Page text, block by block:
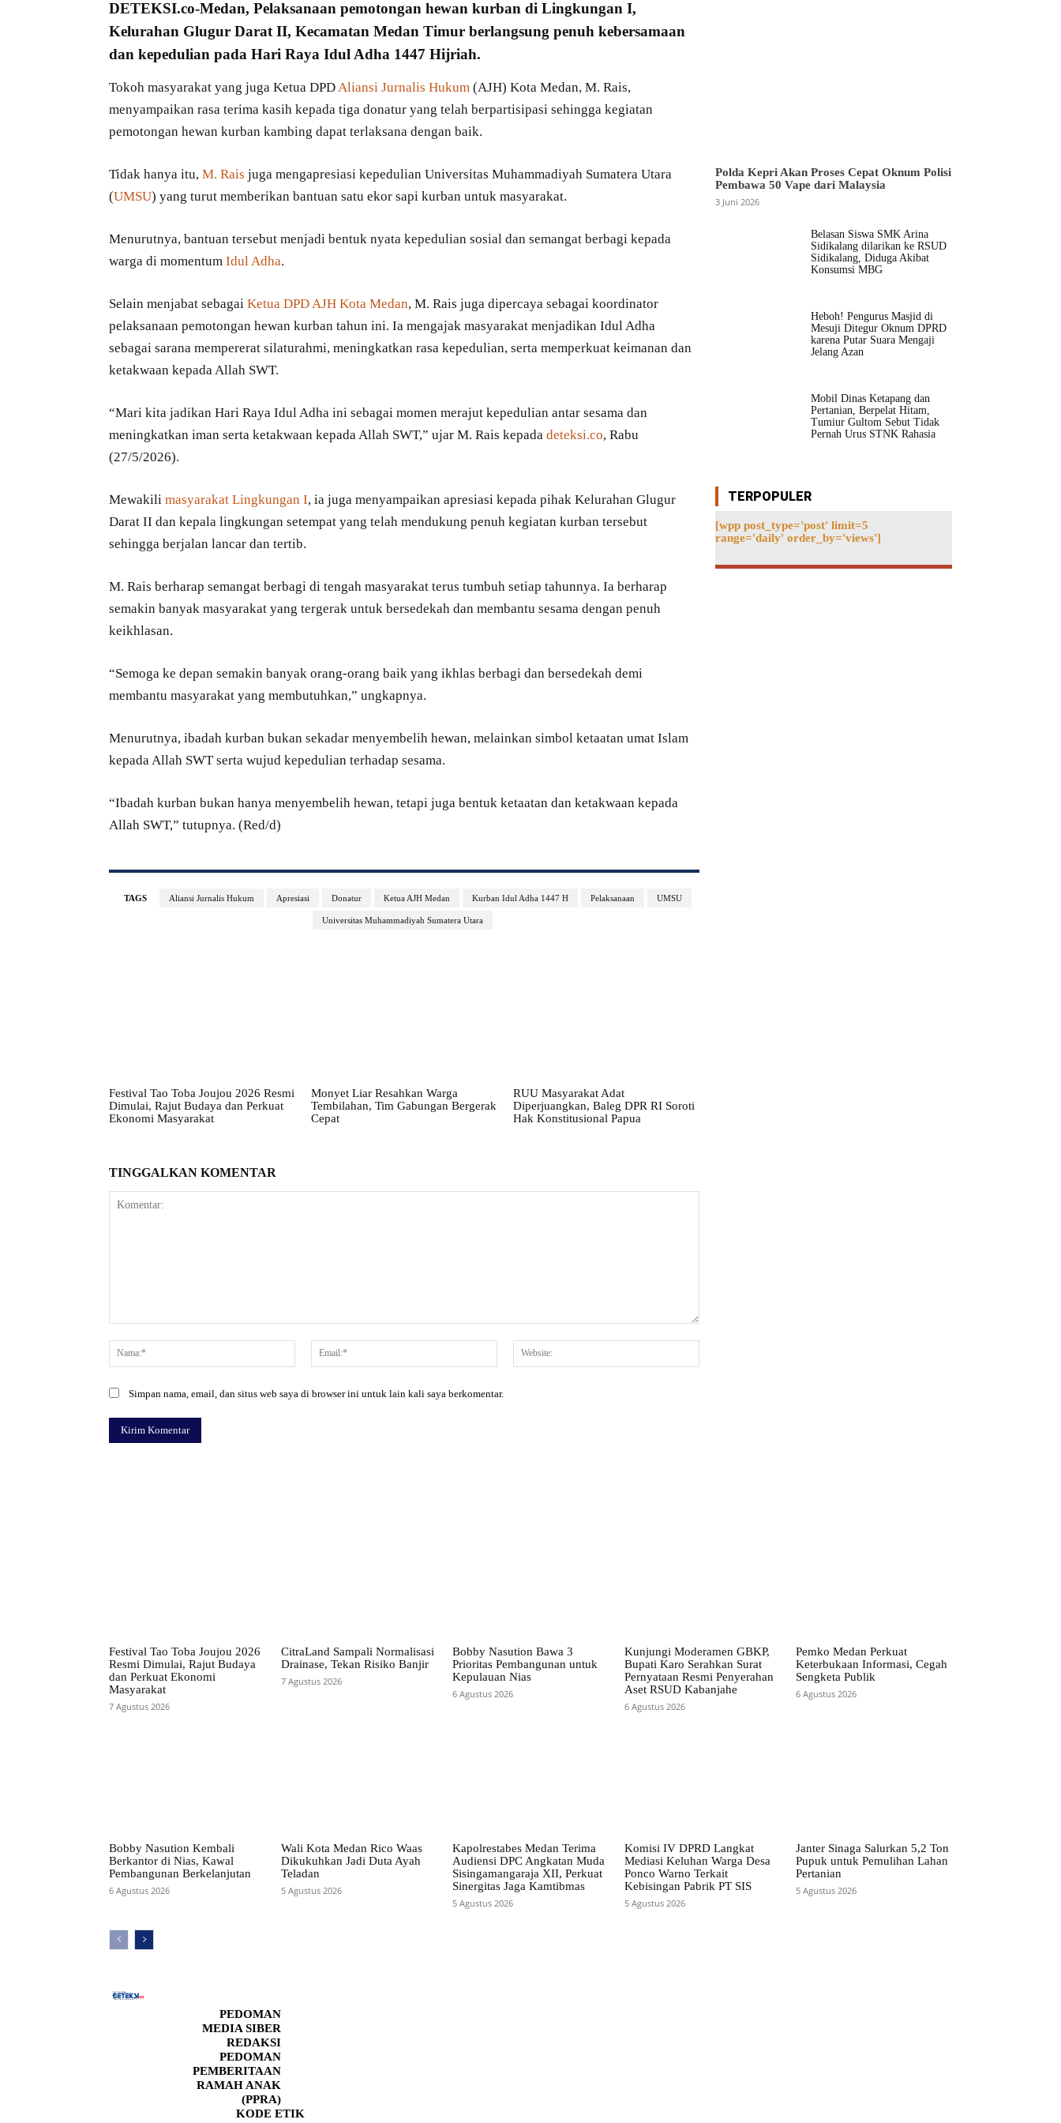
DETEKSI.co-Medan, Pelaksanaan pemotongan hewan kurban di Lingkungan I,
Kelurahan Glugur Darat II, Kecamatan Medan Timur berlangsung penuh kebersamaan
dan kepedulian pada Hari Raya Idul Adha 1447 Hijriah.
Tokoh masyarakat yang juga Ketua DPD Aliansi Jurnalis Hukum (AJH) Kota Medan, M. Rais,
menyampaikan rasa terima kasih kepada tiga donatur yang telah berpartisipasi sehingga kegiatan
pemotongan hewan kurban kambing dapat terlaksana dengan baik.
Tidak hanya itu, M. Rais juga mengapresiasi kepedulian Universitas Muhammadiyah Sumatera Utara
(UMSU) yang turut memberikan bantuan satu ekor sapi kurban untuk masyarakat.
Menurutnya, bantuan tersebut menjadi bentuk nyata kepedulian sosial dan semangat berbagi kepada
warga di momentum Idul Adha.
Selain menjabat sebagai Ketua DPD AJH Kota Medan, M. Rais juga dipercaya sebagai koordinator
pelaksanaan pemotongan hewan kurban tahun ini. Ia mengajak masyarakat menjadikan Idul Adha
sebagai sarana mempererat silaturahmi, meningkatkan rasa kepedulian, serta memperkuat keimanan dan
ketakwaan kepada Allah SWT.
“Mari kita jadikan Hari Raya Idul Adha ini sebagai momen merajut kepedulian antar sesama dan
meningkatkan iman serta ketakwaan kepada Allah SWT,” ujar M. Rais kepada deteksi.co, Rabu
(27/5/2026).
Mewakili masyarakat Lingkungan I, ia juga menyampaikan apresiasi kepada pihak Kelurahan Glugur
Darat II dan kepala lingkungan setempat yang telah mendukung penuh kegiatan kurban tersebut
sehingga berjalan lancar dan tertib.
M. Rais berharap semangat berbagi di tengah masyarakat terus tumbuh setiap tahunnya. Ia berharap
semakin banyak masyarakat yang tergerak untuk bersedekah dan membantu sesama dengan penuh
keikhlasan.
“Semoga ke depan semakin banyak orang-orang baik yang ikhlas berbagi dan bersedekah demi
membantu masyarakat yang membutuhkan,” ungkapnya.
Menurutnya, ibadah kurban bukan sekadar menyembelih hewan, melainkan simbol ketaatan umat Islam
kepada Allah SWT serta wujud kepedulian terhadap sesama.
“Ibadah kurban bukan hanya menyembelih hewan, tetapi juga bentuk ketaatan dan ketakwaan kepada
Allah SWT,” tutupnya. (Red/d)
TAGS Aliansi Jurnalis Hukum Apresiasi Donatur Ketua AJH Medan Kurban Idul Adha 1447 H Pelaksanaan UMSU
Universitas Muhammadiyah Sumatera Utara
Festival Tao Toba Joujou 2026 Resmi
Dimulai, Rajut Budaya dan Perkuat
Ekonomi Masyarakat
Monyet Liar Resahkan Warga
Tembilahan, Tim Gabungan Bergerak
Cepat
RUU Masyarakat Adat
Diperjuangkan, Baleg DPR RI Soroti
Hak Konstitusional Papua
TINGGALKAN KOMENTAR
Nama:*
Email:*
Simpan nama, email, dan situs web saya di browser ini untuk lain kali saya berkomentar.
Polda Kepri Akan Proses Cepat Oknum Polisi
Pembawa 50 Vape dari Malaysia
3 Juni 2026
Belasan Siswa SMK Arina
Sidikalang dilarikan ke RSUD
Sidikalang, Diduga Akibat
Konsumsi MBG
Heboh! Pengurus Masjid di
Mesuji Ditegur Oknum DPRD
karena Putar Suara Mengaji
Jelang Azan
Mobil Dinas Ketapang dan
Pertanian, Berpelat Hitam,
Tumiur Gultom Sebut Tidak
Pernah Urus STNK Rahasia
TERPOPULER
[wpp post_type='post' limit=5
range='daily' order_by='views']
Festival Tao Toba Joujou 2026
Resmi Dimulai, Rajut Budaya
dan Perkuat Ekonomi
Masyarakat
7 Agustus 2026
CitraLand Sampali Normalisasi
Drainase, Tekan Risiko Banjir
7 Agustus 2026
Bobby Nasution Bawa 3
Prioritas Pembangunan untuk
Kepulauan Nias
6 Agustus 2026
Kunjungi Moderamen GBKP,
Bupati Karo Serahkan Surat
Pernyataan Resmi Penyerahan
Aset RSUD Kabanjahe
6 Agustus 2026
Pemko Medan Perkuat
Keterbukaan Informasi, Cegah
Sengketa Publik
6 Agustus 2026
Bobby Nasution Kembali
Berkantor di Nias, Kawal
Pembangunan Berkelanjutan
6 Agustus 2026
Wali Kota Medan Rico Waas
Dikukuhkan Jadi Duta Ayah
Teladan
5 Agustus 2026
Kapolrestabes Medan Terima
Audiensi DPC Angkatan Muda
Sisingamangaraja XII, Perkuat
Sinergitas Jaga Kamtibmas
5 Agustus 2026
Komisi IV DPRD Langkat
Mediasi Keluhan Warga Desa
Ponco Warno Terkait
Kebisingan Pabrik PT SIS
5 Agustus 2026
Janter Sinaga Salurkan 5,2 Ton
Pupuk untuk Pemulihan Lahan
Pertanian
5 Agustus 2026
PEDOMAN
MEDIA SIBER
REDAKSI
PEDOMAN
PEMBERITAAN
RAMAH ANAK
(PPRA)
KODE ETIK